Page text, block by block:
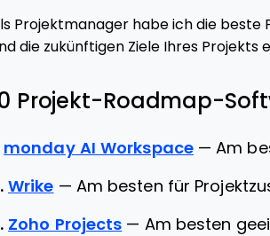
Projektmanager habe ich die
die zukünftigen Ziele Ihres
Projekt-Roadmap-
monday AI Workspace —Am
Wrike — Am besten für
Zoho Projects — Am besten